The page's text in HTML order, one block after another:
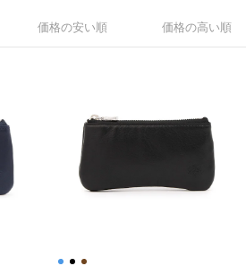
価格の安い順 価格の高い順